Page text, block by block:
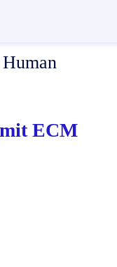
ECM